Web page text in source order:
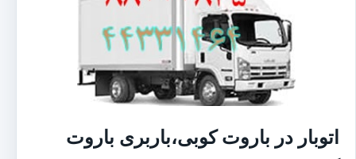
اتوبار در باروت کوبی،باربری باروت